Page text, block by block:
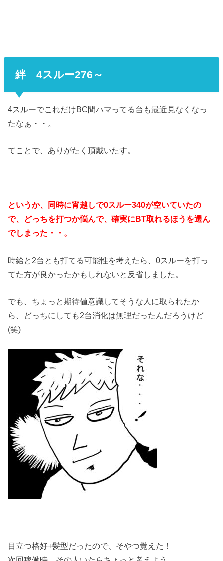
絆 4スルー276～
4スルーでこれだけBC間ハマってる台も最近見なくなっ
たなぁ・・。
てことで、ありがたく頂戴いたす。
というか、同時に宵越しで0スルー340が空いていたの
で、どっちを打つか悩んで、確実にBT取れるほうを選ん
でしまった・・。
時給と2台とも打てる可能性を考えたら、0スルーを打っ
てた方が良かったかもしれないと反省しました。
でも、ちょっと期待値意識してそうな人に取られたか
ら、どっちにしても2台消化は無理だったんだろうけど
(笑)
目立つ格好+髪型だったので、そやつ覚えた！